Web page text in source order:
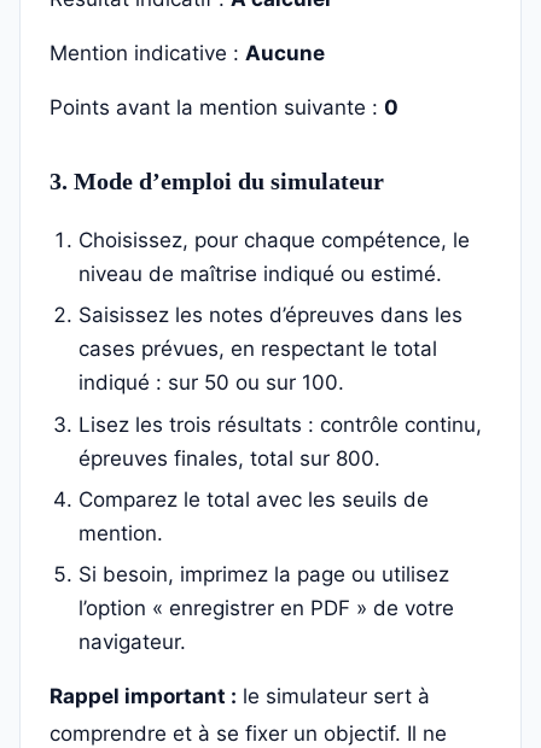
Mention indicative : Aucune
Points avant la mention suivante : 0
3. Mode d’emploi du simulateur
Choisissez, pour chaque compétence, le
niveau de maîtrise indiqué ou estimé.
Saisissez les notes d’épreuves dans les
cases prévues, en respectant le total
indiqué : sur 50 ou sur 100.
Lisez les trois résultats : contrôle continu,
épreuves finales, total sur 800.
Comparez le total avec les seuils de
mention.
Si besoin, imprimez la page ou utilisez
l’option « enregistrer en PDF » de votre
navigateur.
Rappel important : le simulateur sert à
comprendre et à se fixer un objectif. Il ne